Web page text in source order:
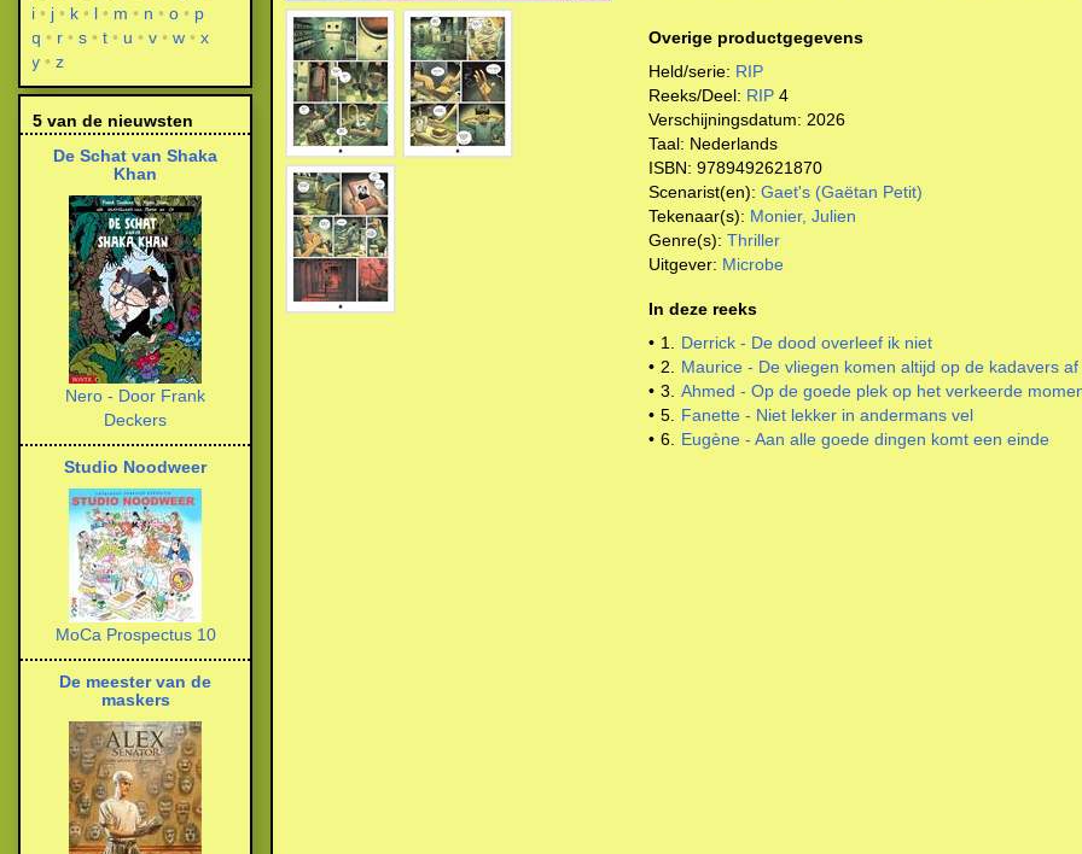
Overige productgegevens
Held/serie: RIP
Reeks/Deel: RIP4
Verschijningsdatum: 2026
Taal: Nederlands
ISBN: 9789492621870
Scenarist(en): Gaet's (Gaëtan Petit)
Tekenaar(s): Monier, Julien
Genre(s): Thriller
Uitgever: Microbe
In deze reeks
• 1.
Derrick - De dood overleef ik niet
• 2.
Maurice - De vliegen komen altijd op de kadavers af
• 3.
Ahmed - Op de goede plek op het verkeerde
• 5.
Fanette - Niet lekker in andermans vel
• 6. Eugène - Aan alle goede dingen komt een einde
i
j k l m n o
p
q
r s t u v w
x
y
z
5 van de nieuwsten
De Schat van Shaka
Khan
Nero - Door Frank
Deckers
Studio Noodweer
MoCa Prospectus 10
De meester van de
maskers